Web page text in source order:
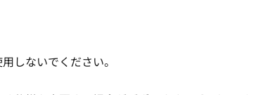
しないでください。